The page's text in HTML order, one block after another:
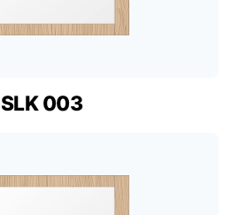
SLK 003